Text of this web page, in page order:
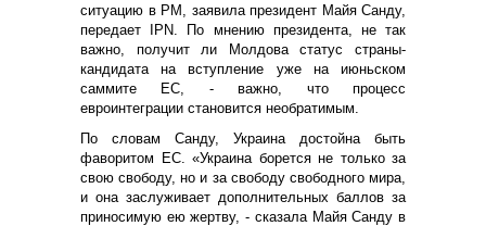
ситуацию в РМ, заявила президент Майя Санду,
передает IPN. По мнению президента, не так
важно, получит ли Молдова статус страны-
кандидата на вступление уже на июньском
саммите ЕС, - важно, что процесс
евроинтеграции становится необратимым.
По словам Санду, Украина достойна быть
фаворитом ЕС. «Украина борется не только за
свою свободу, но и за свободу свободного мира,
и она заслуживает дополнительных баллов за
приносимую ею жертву, - сказала Майя Санду в